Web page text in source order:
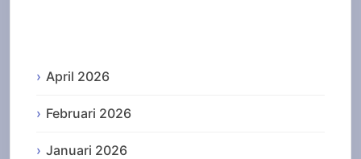
April 2026
Februari 2026
Januari 2026